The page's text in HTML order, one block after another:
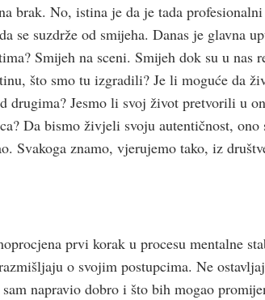
brak. No, istina je da je tada
se suzdrže od smijeha. Danas je glavna
Smijeh na sceni. Smijeh dok su u
što smo tu izgradili? Je li moguće da
drugima? Jesmo li svoj život pretvorili u
Da bismo živjeli svoju autentičnost,
Svakoga znamo, vjerujemo tako, iz
prvi korak u procesu mentalne
o svojim postupcima. Ne
sam napravio dobro i što bih mogao